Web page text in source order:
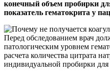
конечный объем пробирки
показатель гематокрита у
Перед обследованием врач
патологическим уровнем
расчета количества цитрата
индивидуальной пробирки для